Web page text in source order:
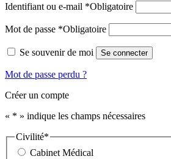
Identifiant ou e-mail *Obligatoire
Mot de passe *Obligatoire
Se souvenir de moi Se connecter
Mot de passe perdu ?
Créer un compte
« * » indique les champs nécessaires
Civilité*
Cabinet Médical